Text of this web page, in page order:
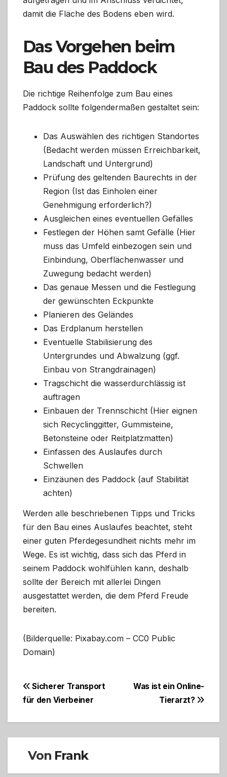
damit die Fläche des Bodens eben wird.
Das Vorgehen beim
Bau des Paddock
Die richtige Reihenfolge zum Bau eines
Paddock sollte folgendermaßen gestaltet sein:
Das Auswählen des richtigen Standortes
(Bedacht werden müssen Erreichbarkeit,
Landschaft und Untergrund)
Prüfung des geltenden Baurechts in der
Region (Ist das Einholen einer
Genehmigung erforderlich?)
Ausgleichen eines eventuellen Gefälles
Festlegen der Höhen samt Gefälle (Hier
muss das Umfeld einbezogen sein und
Einbindung, Oberflächenwasser und
Zuwegung bedacht werden)
Das genaue Messen und die Festlegung
der gewünschten Eckpunkte
Planieren des Geländes
Das Erdplanum herstellen
Eventuelle Stabilisierung des
Untergrundes und Abwalzung (ggf.
Einbau von Strangdrainagen)
Tragschicht die wasserdurchlässig ist
auftragen
Einbauen der Trennschicht (Hier eignen
sich Recyclinggitter, Gummisteine,
Betonsteine oder Reitplatzmatten)
Einfassen des Auslaufes durch
Schwellen
Einzäunen des Paddock (auf Stabilität
achten)
Werden alle beschriebenen Tipps und Tricks
für den Bau eines Auslaufes beachtet, steht
einer guten Pferdegesundheit nichts mehr im
Wege. Es ist wichtig, dass sich das Pferd in
seinem Paddock wohlfühlen kann, deshalb
sollte der Bereich mit allerlei Dingen
ausgestattet werden, die dem Pferd Freude
bereiten.
(Bilderquelle: Pixabay.com – CC0 Public
Domain)
BeitragsnavigationWas ist ein Online-
Tierarzt?
Sicherer Transport
für den Vierbeiner
Von Frank